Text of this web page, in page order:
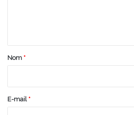
a
e
Nom *
E-mail *